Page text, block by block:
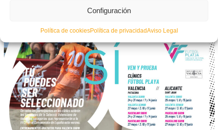
Configuración
Política de cookiesPolítica de privacidadAviso Legal